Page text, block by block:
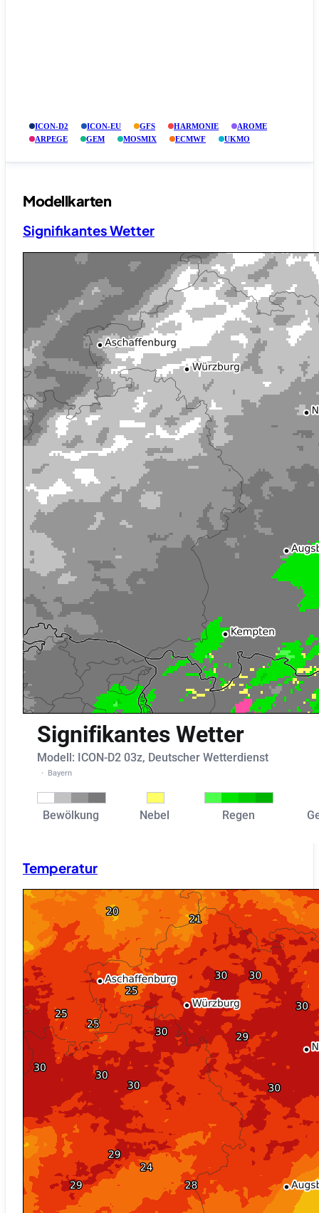
ICON-D2 ICON-EU GFS HARMONIE
AROME
ARPEGE
GEM MOSMIX ECMWF UKMO
Modellkarten
Signifikantes Wetter
Temperatur